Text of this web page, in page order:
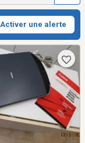
Activer une alerte